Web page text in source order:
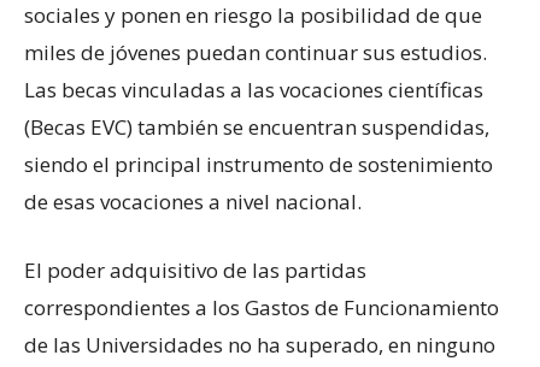
sociales y ponen en riesgo la posibilidad de que
miles de jóvenes puedan continuar sus estudios.
Las becas vinculadas a las vocaciones científicas
(Becas EVC) también se encuentran suspendidas,
siendo el principal instrumento de sostenimiento
de esas vocaciones a nivel nacional.
El poder adquisitivo de las partidas
correspondientes a los Gastos de Funcionamiento
de las Universidades no ha superado, en ninguno